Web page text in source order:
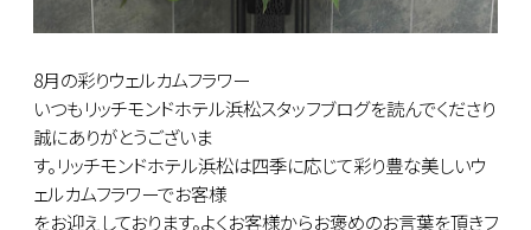
8月の彩りウェルカムフラワー
いつもリッチモンドホテル浜松スタッフブログを読んでくださり
誠にありがとうございま
す。リッチモンドホテル浜松は四季に応じて彩り豊な美しいウ
ェルカムフラワーでお客様
をお迎えしております。よくお客様からお褒めのお言葉を頂きフ